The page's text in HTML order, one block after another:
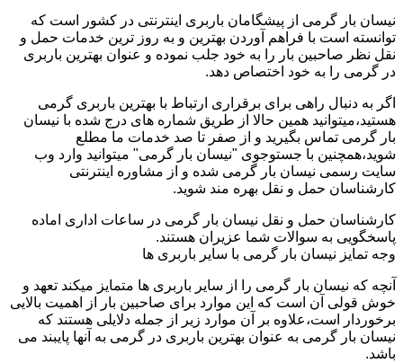
نیسان بار گرمی از پیشگامان باربری اینترنتی در کشور است که
توانسته است با فراهم آوردن بهترین و به روز ترین خدمات حمل و
نقل نظر صاحبین بار را به خود جلب نموده و عنوان بهترین باربری
در گرمی را به خود اختصاص دهد.
اگر به دنبال راهی برای برقراری ارتباط با بهترین باربری گرمی
هستید،میتوانید همین حالا از طریق شماره های درج شده با نیسان
بار گرمی تماس بگیرید و از صفر تا صد خدمات ما مطلع
شوید،همچنین با جستوجوی "نیسان بار گرمی" میتوانید وارد وب
سایت رسمی نیسان بار گرمی شده و از مشاوره اینترنتی
کارشناسان حمل و نقل بهره مند شوید.
کارشناسان حمل و نقل نیسان بار گرمی در ساعات اداری اماده
پاسخگویی به سوالات شما عزیران هستند.
وجه تمایز نیسان بار گرمی با سایر باربری ها
آنچه که نیسان بار گرمی را از سایر باربری ها متمایز میکند تعهد و
خوش قولی آن است که این موارد برای صاحبین بار از اهمیت بالایی
برخوردار است،علاوه بر آن موارد زیر از جمله دلایلی هستند که
نیسان بار گرمی به عنوان بهترین باربری در گرمی به آنها پایبند می
باشد.